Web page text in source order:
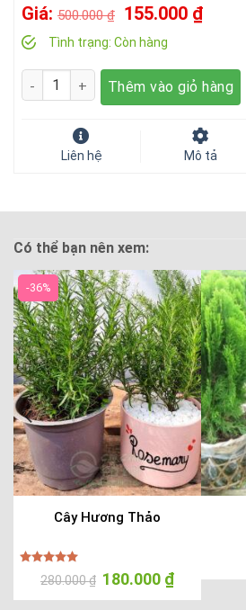
Giá: 500.000₫
Giá
gốc
là:
500.000 ₫.
155.000 ₫Giá
tại
Tình trạng: Còn hàng
Số lượng Thêm vào giỏ hàng
Liên hệ Mô tả
Có thể bạn nên xem:
-36%
Cây Hương Thảo
Được xếp
hạng5.00
280.000₫ Giá
gốc
là:
180.000 ₫Giá
tại